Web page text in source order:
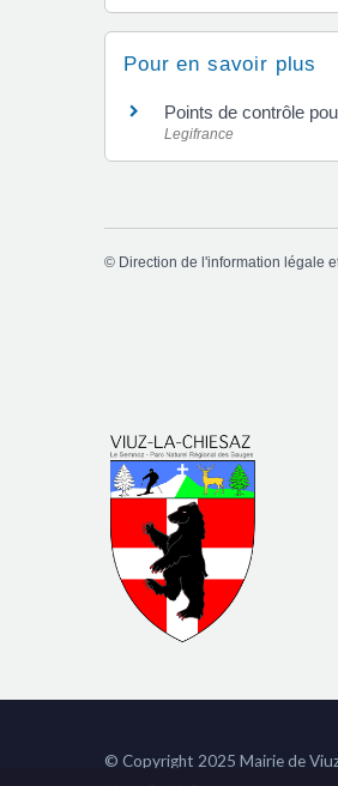
Pour en savoir plus
Points de contrôle
Legifrance
© Direction de l'information légale
© Copyright 2025 Mairie de